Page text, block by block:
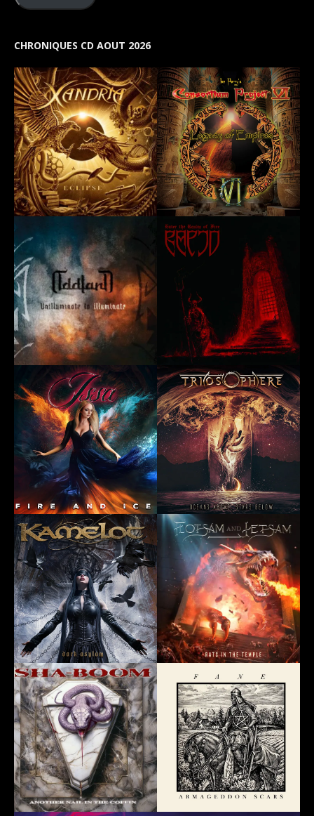
CHRONIQUES CD AOUT 2026